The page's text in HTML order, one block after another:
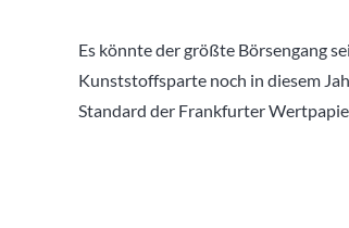
Es könnte der größte Börsengang
Kunststoffsparte noch in diesem
Standard der Frankfurter